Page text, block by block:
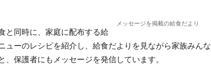
メッセージを掲載の給食だより
と同時に、家庭に配布する給
ューのレシピを紹介し、給食だよりを見ながら家族みんな
保護者にもメッセージを発信しています。